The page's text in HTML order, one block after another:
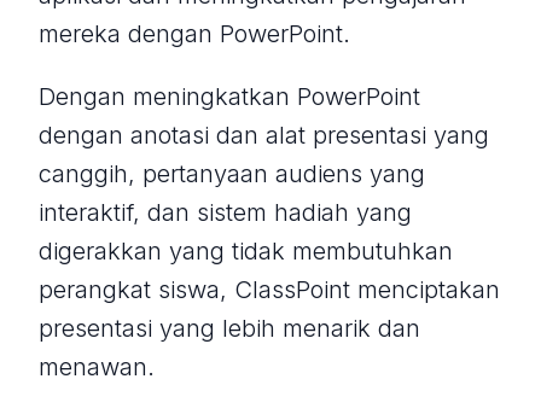
mereka dengan PowerPoint.
Dengan meningkatkan PowerPoint
dengan anotasi dan alat presentasi yang
canggih, pertanyaan audiens yang
interaktif, dan sistem hadiah yang
digerakkan yang tidak membutuhkan
perangkat siswa, ClassPoint menciptakan
presentasi yang lebih menarik dan
menawan.